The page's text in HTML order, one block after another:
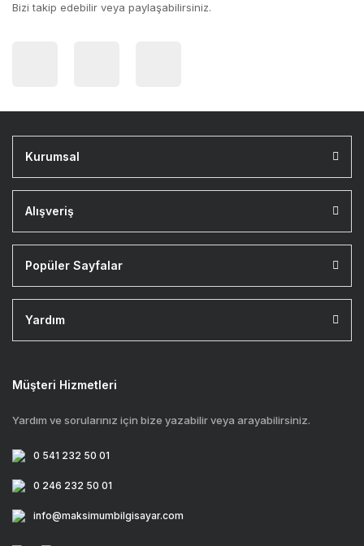
Bizi takip edebilir veya paylaşabilirsiniz.
Kurumsal
Alışveriş
Popüler Sayfalar
Yardım
Müşteri Hizmetleri
Yardım ve sorularınız için bize yazabilir veya arayabilirsiniz.
0 541 232 50 01
0 246 232 50 01
info@maksimumbilgisayar.com